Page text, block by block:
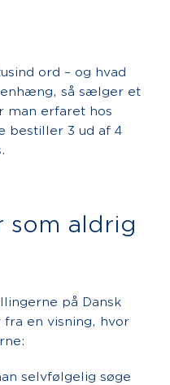
ord – og hvad
så sælger et
man erfaret hos
bestiller 3 ud af 4
som aldrig
på Dansk
en visning, hvor
selvfølgelig søge